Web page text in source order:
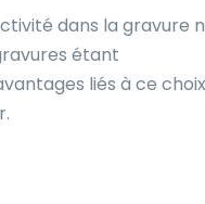
dans la gravure
étant
liés à ce choix